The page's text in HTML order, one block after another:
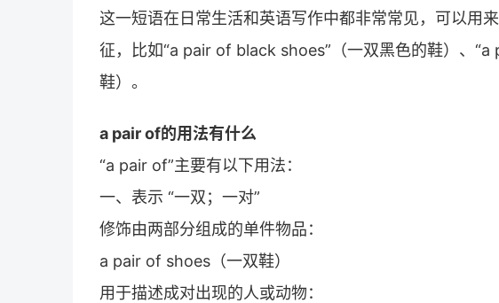
这一短语在日常生活和英语写作中都非常常见，可以用
征，比如“a pair of black shoes”（一双黑色的鞋）、
鞋）。
a pair of的用法有什么
“a pair of”主要有以下用法：
一、表示 “一双；一对”
修饰由两部分组成的单件物品：
a pair of shoes（一双鞋）
用于描述成对出现的人或动物：